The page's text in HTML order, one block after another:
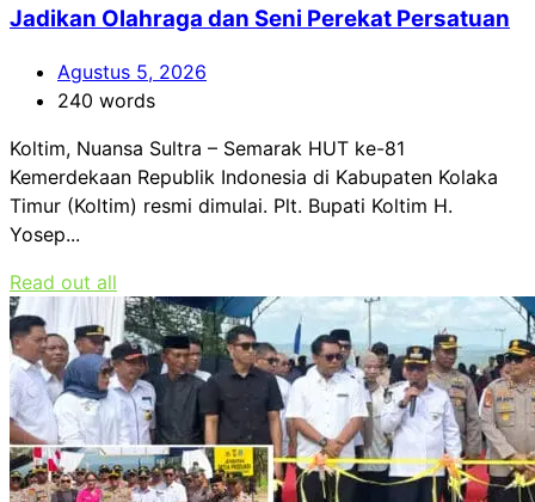
Jadikan Olahraga dan Seni Perekat Persatuan
Agustus 5, 2026
240 words
Koltim, Nuansa Sultra – Semarak HUT ke-81
Kemerdekaan Republik Indonesia di Kabupaten Kolaka
Timur (Koltim) resmi dimulai. Plt. Bupati Koltim H.
Yosep...
Read out all